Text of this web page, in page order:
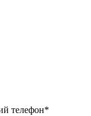
телефон*